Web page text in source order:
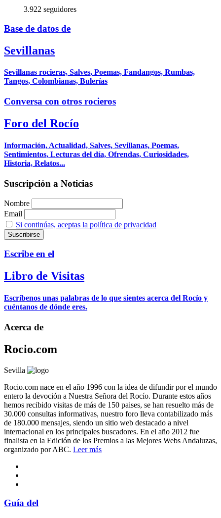
3.922 seguidores
Base de datos de
Sevillanas
Sevillanas rocieras, Salves, Poemas, Fandangos, Rumbas,
Tangos, Colombianas, Bulerías
Conversa con otros rocieros
Foro del Rocío
Información, Actualidad, Salves, Sevillanas, Poemas,
Sentimientos, Lecturas del día, Ofrendas, Curiosidades,
Historia, Relatos...
Suscripción a Noticias
Nombre
Email
Si continúas, aceptas la política de privacidad
Escribe en el
Libro de Visitas
Escríbenos unas palabras de lo que sientes acerca del Rocío y
cuéntanos de dónde eres.
Acerca de
Rocio.com
Sevilla
Rocio.com nace en el año 1996 con la idea de difundir por el mundo
entero la devoción a Nuestra Señora del Rocío. Durante estos años
hemos recibido visitas de más de 150 paises, se han resuelto más de
30.000 consultas informativas, nuestro foro lleva contabilizado más
de 180.000 mensajes, siendo un sitio web destacado a nivel
internacional en los principales buscadores. En el año 2012 fue
finalista en la Edición de los Premios a las Mejores Webs Andaluzas,
organizado por ABC. Leer más
Guía del